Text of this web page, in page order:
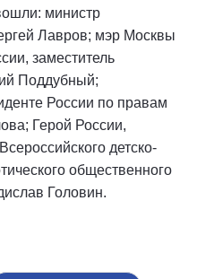
министр
Лавров; мэр Москвы
заместитель
Поддубный;
России по правам
Герой России,
детско-
общественного
Головин.